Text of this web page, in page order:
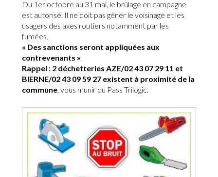
Du 1er octobre au 31 mai, le brûlage en campagne
est autorisé. Il ne doit pas gêner le voisinage et les
usagers des axes routiers notamment par les
fumées.
« Des sanctions seront appliquées aux
contrevenants »
Rappel : 2 déchetteries AZE/02 43 07 29 11 et
BIERNE/02 43 09 59 27 existent à proximité de la
commune, vous munir du Pass Trilogic.